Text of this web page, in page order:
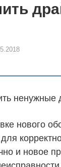
нового
и новое